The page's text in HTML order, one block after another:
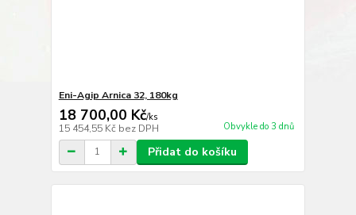
Eni-Agip Arnica 32, 180kg
18 700,00 Kč/ks
15 454,55 Kč bez DPH Obvykle do 3 dnů
Přidat do košíku